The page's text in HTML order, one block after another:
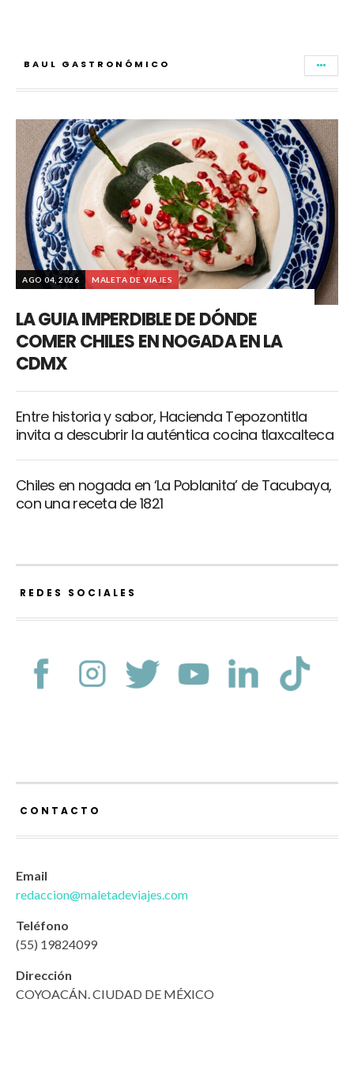
BAUL GASTRONÓMICO
AGO 04, 2026 MALETA DE VIAJES
LA GUIA IMPERDIBLE DE DÓNDE
COMER CHILES EN NOGADA EN LA
CDMX
Entre historia y sabor, Hacienda Tepozontitla
invita a descubrir la auténtica cocina tlaxcalteca
Chiles en nogada en ‘La Poblanita’ de Tacubaya,
con una receta de 1821
REDES SOCIALES
CONTACTO
Email
redaccion@maletadeviajes.com
Teléfono
(55) 19824099
Dirección
COYOACÁN. CIUDAD DE MÉXICO